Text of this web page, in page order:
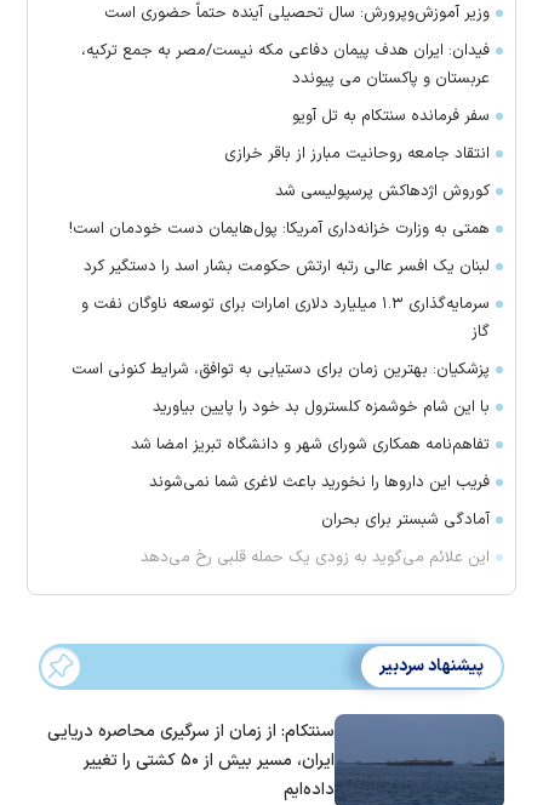
وزیر آموزش‌وپرورش: سال تحصیلی آینده حتماً حضوری است
فیدان: ایران هدف پیمان دفاعی مکه نیست/مصر به جمع ترکیه،
عربستان و پاکستان می پیوندد
سفر فرمانده سنتکام به تل آویو
انتقاد جامعه روحانیت مبارز از باقر خرازی
کوروش اژدهاکش پرسپولیسی شد
همتی به وزارت خزانه‌داری آمریکا: پول‌هایمان دست خودمان است!
لبنان یک افسر عالی رتبه ارتش حکومت بشار اسد را دستگیر کرد
سرمایه‌گذاری ۱.۳ میلیارد دلاری امارات برای توسعه ناوگان نفت و
گاز
پزشکیان: بهترین زمان برای دستیابی به توافق، شرایط کنونی است
با این شام خوشمزه کلسترول بد خود را پایین بیاورید
تفاهم‌نامه همکاری شورای شهر و دانشگاه تبریز امضا شد
فریب این دارو‌ها را نخورید باعث لاغری شما نمی‌شوند
آمادگی شبستر برای بحران
این علائم می‌گوید به زودی یک حمله قلبی رخ می‌دهد
پیشنهاد سردبیر
سنتکام: از زمان از سرگیری محاصره دریایی
ایران، مسیر بیش از ۵۰ کشتی را تغییر
داده‌ایم